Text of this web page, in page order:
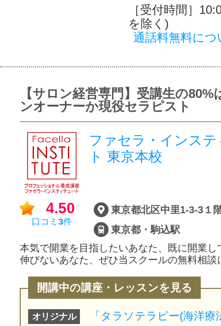
［受付時間］
を除く)
通話料無料につ
【サロン経営専門】受講生の80%
ンオーナーか現役セラピスト
ファセラ・インス
ト 東京本校
4.50
口コミ 3件
東京都北区中里1-3-3１
東京都・駒込駅
本気で開業を目指したいあなた、既に開業し
伸びないあなた、ぜひ当スクールの無料相
開講中の講座・レッスンを見る
オリジナル